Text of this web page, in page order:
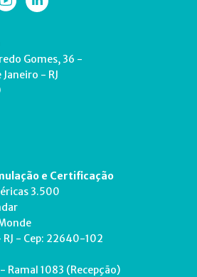
Gomes, 36 -
- RJ
e Certificação
3.500
RJ - Cep: 22640-102
Ramal 1083 (Recepção)